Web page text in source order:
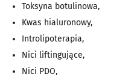
Toksyna botulinowa,
Kwas hialuronowy,
Introlipoterapia,
Nici liftingujące,
Nici PDO,